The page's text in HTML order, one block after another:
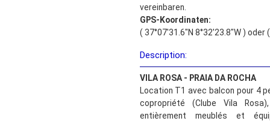
vereinbaren.
GPS-Koordinaten:
( 37°07'31.6"N 8°32'23.8"W )
Description:
VILA ROSA - PRAIA DA ROCHA
Location T1 avec balcon pour 4
copropriété (Clube Vila
entièrement meublés et